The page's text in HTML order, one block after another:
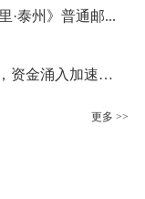
元成交1
张
元成交1
·泰州》普通邮...
邮市大反弹已在路上！现货市场活跃，资金涌入加速上涨...
打假的行列！
更多 >>